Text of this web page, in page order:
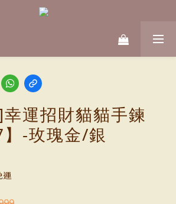
運招財貓貓手鍊
】-玫瑰金/銀
運